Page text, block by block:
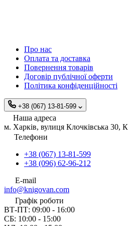
Про нас
Оплата та доставка
Повернення товарів
Договір публічної оферти
Політика конфіденційності
+38 (067) 13-81-599
Наша адреса
м. Харків, вулиця Клочківська 30,
Телефони
+38 (067) 13-81-599
+38 (096) 62-96-212
E-mail
info@knigovan.com
Графік роботи
ВТ-ПТ: 09:00 - 16:00
СБ: 10:00 - 15:00